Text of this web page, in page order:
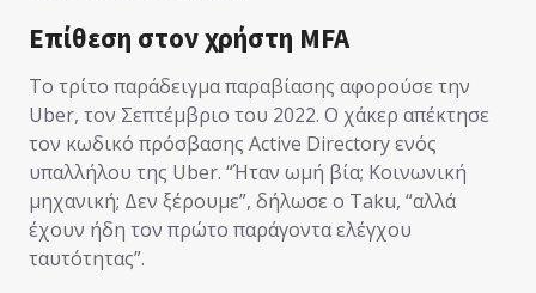
Επίθεση στον χρήστη MFA
Το τρίτο παράδειγμα παραβίασης αφορούσε την
Uber, τον Σεπτέμβριο του 2022. Ο χάκερ απέκτησε
τον κωδικό πρόσβασης Active Directory ενός
υπαλλήλου της Uber. “Ήταν ωμή βία; Κοινωνική
μηχανική; Δεν ξέρουμε”, δήλωσε ο Taku, “αλλά
έχουν ήδη τον πρώτο παράγοντα ελέγχου
ταυτότητας”.